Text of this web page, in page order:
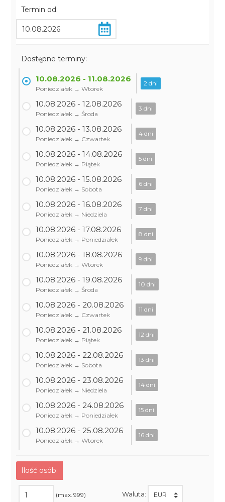
Termin od:
Dostępne terminy:
10.08.2026 - 11.08.2026
Poniedziałek → Wtorek
2 dni
10.08.2026 - 12.08.2026
Poniedziałek → Środa
3 dni
10.08.2026 - 13.08.2026
Poniedziałek → Czwartek
4 dni
10.08.2026 - 14.08.2026
Poniedziałek → Piątek
5 dni
10.08.2026 - 15.08.2026
Poniedziałek → Sobota
6 dni
10.08.2026 - 16.08.2026
Poniedziałek → Niedziela
7 dni
10.08.2026 - 17.08.2026
Poniedziałek → Poniedziałek
8 dni
10.08.2026 - 18.08.2026
Poniedziałek → Wtorek
9 dni
10.08.2026 - 19.08.2026
Poniedziałek → Środa
10 dni
10.08.2026 - 20.08.2026
Poniedziałek → Czwartek
11 dni
10.08.2026 - 21.08.2026
Poniedziałek → Piątek
12 dni
10.08.2026 - 22.08.2026
Poniedziałek → Sobota
13 dni
10.08.2026 - 23.08.2026
Poniedziałek → Niedziela
14 dni
10.08.2026 - 24.08.2026
Poniedziałek → Poniedziałek
15 dni
10.08.2026 - 25.08.2026
Poniedziałek → Wtorek
16 dni
Ilość osób:
(max. 999) Waluta: